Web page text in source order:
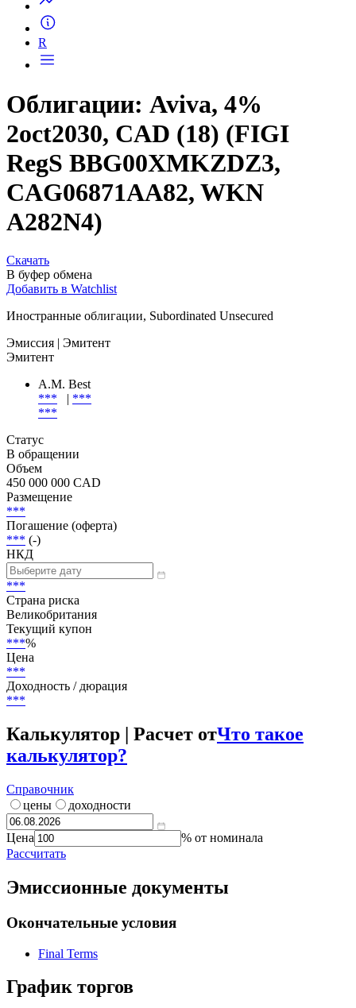
R
Облигации: Aviva, 4%
2oct2030, CAD (18) (FIGI
RegS BBG00XMKZDZ3,
CAG06871AA82, WKN
A282N4)
Скачать
В буфер обмена
Добавить в Watchlist
Иностранные облигации, Subordinated Unsecured
Эмиссия | Эмитент
Эмитент
A.M. Best
***
| ***
***
Статус
В обращении
Объем
450 000 000 CAD
Размещение
***
Погашение (оферта)
*** (-)
НКД
***
Страна риска
Великобритания
Текущий купон
***%
Цена
***
Доходность / дюрация
***
Калькулятор | Расчет отЧто такое
калькулятор?
Справочник
цены
доходности
Цена
% от номинала
Рассчитать
Эмиссионные документы
Окончательные условия
Final Terms
График торгов